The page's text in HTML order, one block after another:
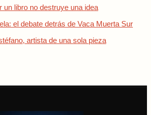
un libro no destruye una idea
el debate detrás de Vaca Muerta Sur
artista de una sola pieza